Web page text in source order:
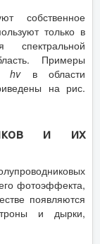
собственное
только в
спектральной
Примеры
hvв области
на рис.
и их
фотоэффекта,
появляются
и дырки,